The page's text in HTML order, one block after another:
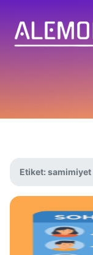
Etiket: samimiyet